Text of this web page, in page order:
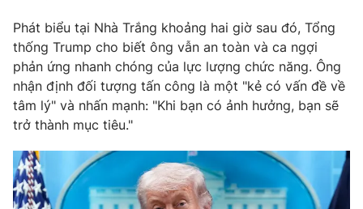
Phát biểu tại Nhà Trắng khoảng hai giờ sau đó, Tổng
thống Trump cho biết ông vẫn an toàn và ca ngợi
phản ứng nhanh chóng của lực lượng chức năng. Ông
nhận định đối tượng tấn công là một "kẻ có vấn đề về
tâm lý" và nhấn mạnh: "Khi bạn có ảnh hưởng, bạn sẽ
trở thành mục tiêu."